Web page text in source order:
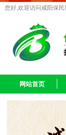
您好,欢迎访问咸阳保民
网站首页